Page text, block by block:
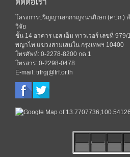
โครงการปริญญาเอกกาญจนาภิเษก (คปก.)
วิจัย
ชั้น 14 อาคาร เอส เอ็ม ทาวเวอร์ เลขที่
พญาไท แขวงสามเสนใน กรุงเทพฯ 10400
โทรศัพท์: 0-2278-8200 กด 1
โทรสาร: 0-2298-0478
E-mail: trfrgj@trf.or.th